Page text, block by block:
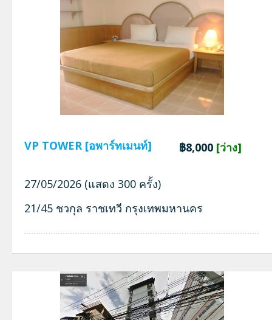
VP TOWER [อพาร์ทเมนท์] ฿8,000 [ว่าง]
27/05/2026 (แสดง 300 ครั้ง)
21/45 ชวกุล ราชเทวี กรุงเทพมหานคร